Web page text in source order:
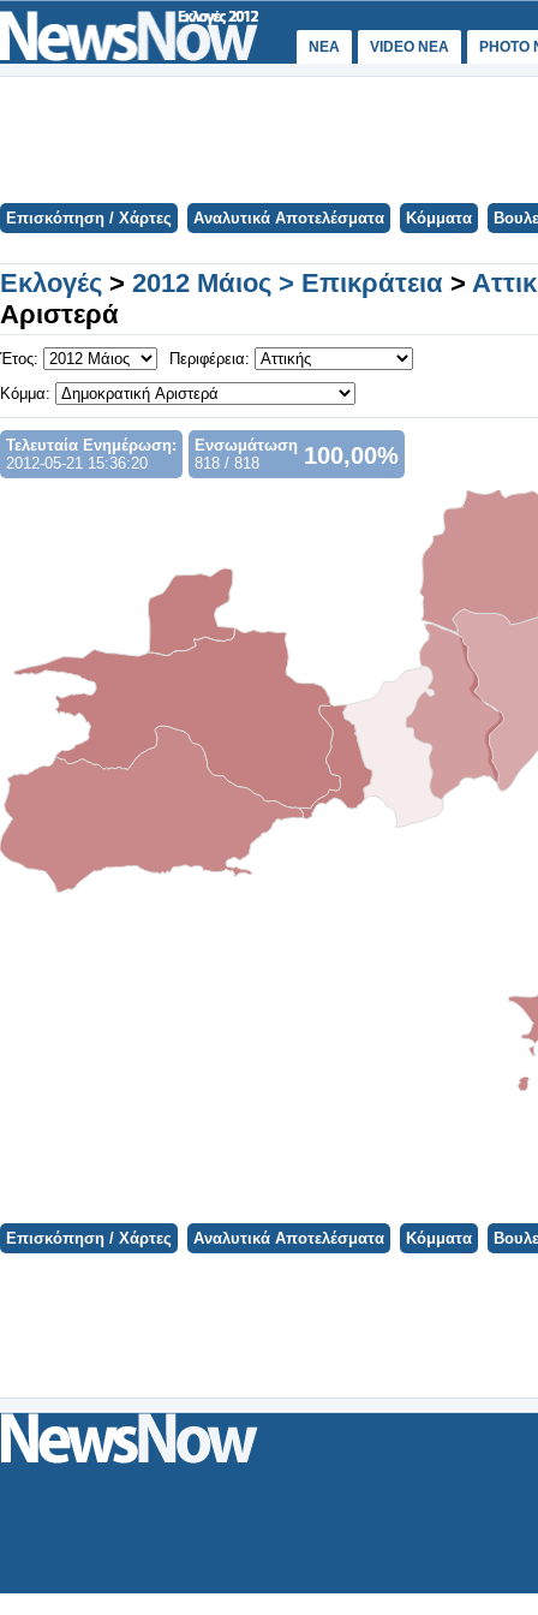
ΝΕΑ VIDEO NEA PHOTO
Επισκόπηση / Χάρτες Αναλυτικά Αποτελέσματα Κόμματα
Εκλογές > 2012 Μάιος > Επικράτεια >
Αριστερά
Έτος:
Περιφέρεια:
Κόμμα:
Τελευταία Ενημέρωση:
2012-05-21 15:36:20
Ενσωμάτωση
818 / 818
100,00%
Φορτώνει ο Χάρτης...
Επισκόπηση / Χάρτες Αναλυτικά Αποτελέσματα Κόμματα